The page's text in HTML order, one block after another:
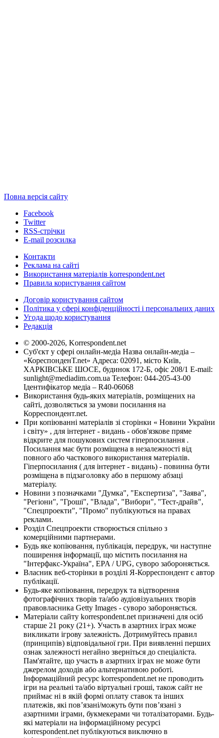
Повна версія сайту
Facebook
Twitter
RSS-стрічки
E-mail розсилка
Контакти
Реклама на сайті
Використання матеріалів korrespondent.net
Правила користування сайтом
Договір користування сайтом
Політика у сфері конфіденційності і персональних даних
Угода щодо користування
Редакція
© 2000-2026, Korrespondent.net
Суб'єкт у сфері онлайн-медіа Назва онлайн-медіа –
«КореспонденТ.net» Адреса: 02091, місто Київ,
ХАРКІВСЬКЕ ШОСЕ, будинок 172-Б, офіс 208/1 E-mail:
sunlight@mediadim.com.ua Телефон: 044-205-43-00
Ідентифікатор медіа – R40-06068
Використання будь-яких матеріалів, розміщених на
сайті, дозволяється за умови посилання на
Корреспондент.net.
При копіюванні матеріалів зі сторінки « Новини України
і світу» , для інтернет - видань - обов'язкове пряме
відкрите для пошукових систем гіперпосилання .
Посилання має бути розміщена в незалежності від
повного або часткового використання матеріалів.
Гіперпосилання ( для інтернет - видань) - повинна бути
розміщена в підзаголовку або в першому абзаці
матеріалу.
Новини з позначками "Думка", "Експертиза", "Заява",
"Регіони", "Гроші", "Влада", "Вибори", "Тест-драйв",
"Спецпроекти", "Промо" публікуються на правах
реклами.
Розділ Спецпроекти створюється спільно з
комерційними партнерами.
Будь яке копіювання, публікація, передрук, чи наступне
поширення інформації, що містить посилання на
"Інтерфакс-Україна", EPA / UPG, суворо забороняється.
Власник веб-сторінки в розділі Я-Корреспондент є автор
публікації.
Будь-яке копіювання, передрук та відтворення
фотографічних творів та/або аудіовізуальних творів
правовласника Getty Images - суворо забороняється.
Матеріали сайту korrespondent.net призначені для осіб
старше 21 року (21+). Участь в азартних іграх може
викликати ігрову залежність. Дотримуйтесь правил
(принципів) відповідальної гри. При виявленні перших
ознак залежності негайно зверніться до спеціаліста.
Пам'ятайте, що участь в азартних іграх не може бути
джерелом доходів або альтернативою роботі.
Інформаційний ресурс korrespondent.net не проводить
ігри на реальні та/або віртуальні гроші, також сайт не
приймає ні в якій формі оплату ставок та інших
платежів, які пов’язані/можуть бути пов’язані з
азартними іграми, букмекерами чи тоталізаторами. Будь-
які матеріали на інформаційному ресурсі
korrespondent.net публікуються виключно в